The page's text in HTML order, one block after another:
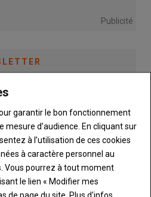
unnouveau système de
hauteur de rampe de conception
Publicité
toutes les actualités 100%
garantir le bon fonctionnement
mesure d’audience. En cliquant sur
à l’utilisation de ces cookies
à caractère personnel au
Vous pourrez à tout moment
le lien « Modifier mes
de page du site. Plus d'infos